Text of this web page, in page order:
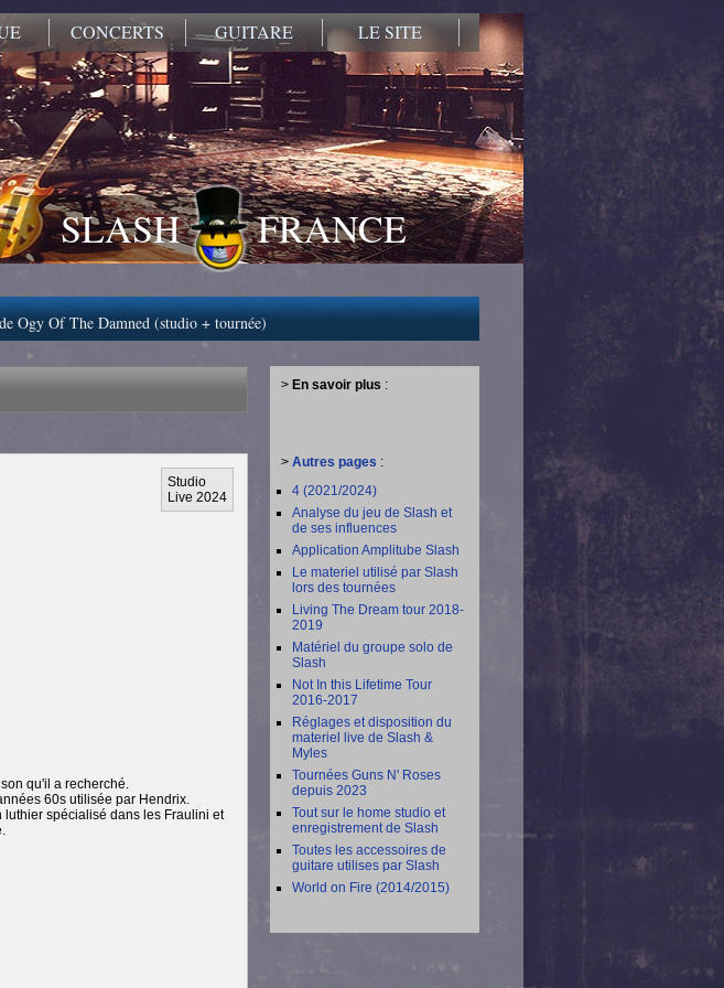
CONCERTS GUITARE LE SITE
SLASH FRANCE
Ogy Of The Damned (studio + tournée)
Studio
Live 2024
qu'il a recherché.
60s utilisée par Hendrix.
spécialisé dans les Fraulini et
> En savoir plus :
> Autres pages :
4 (2021/2024)
Analyse du jeu de Slash et
de ses influences
Application Amplitube Slash
Le materiel utilisé par Slash
lors des tournées
Living The Dream tour 2018-
2019
Matériel du groupe solo de
Slash
Not In this Lifetime Tour
2016-2017
Réglages et disposition du
materiel live de Slash &
Myles
Tournées Guns N' Roses
depuis 2023
Tout sur le home studio et
enregistrement de Slash
Toutes les accessoires de
guitare utilises par Slash
World on Fire (2014/2015)